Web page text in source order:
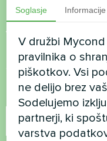
Želite
vprašanja?
Stopite v stik z
Ime
Soglasje Informacije
V družbi
pravilnika o
piškotkov. Vsi
ne delijo brez
Sodelujemo
partnerji, ki
varstva